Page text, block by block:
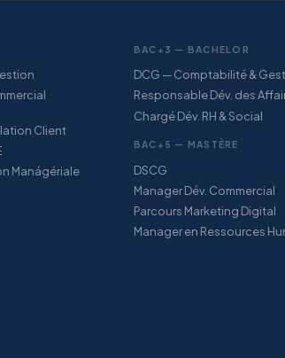
Client
Manágériale
BAC+3 — BACHELOR
DCG — Comptabilité &
Responsable Dév. des
Chargé Dév. RH & Social
BAC+5 — MASTÈRE
DSCG
Manager Dév. Commercial
Parcours Marketing Digital
Manager en Ressources